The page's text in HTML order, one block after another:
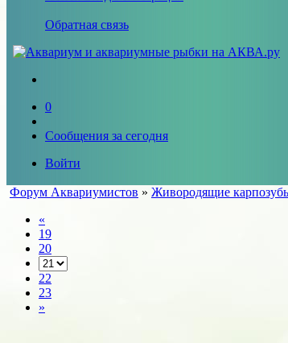
Обратная связь
0
Сообщения за сегодня
Войти
Форум Аквариумистов » Живородящие
«
19
20
22
23
»